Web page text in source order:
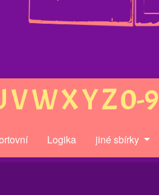
VWXYZ0-9
Logika jiné sbírky